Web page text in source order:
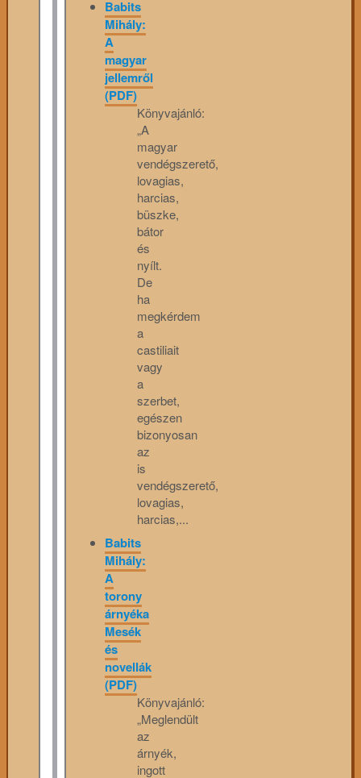
Babits
Mihály:
A
magyar
jellemről
(PDF)
Könyvajánló:
„A
magyar
vendégszerető,
lovagias,
harcias,
büszke,
bátor
és
nyílt.
De
ha
megkérdem
a
castiliait
vagy
a
szerbet,
egészen
bizonyosan
az
is
vendégszerető,
lovagias,
harcias,...
Babits
Mihály:
A
torony
árnyéka
Mesék
és
novellák
(PDF)
Könyvajánló:
„Meglendült
az
árnyék,
ingott